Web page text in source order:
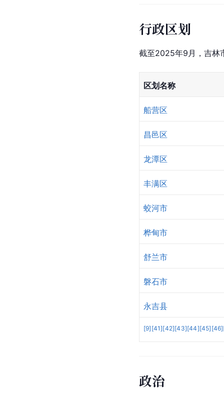
行政区划
截至2025年9月，吉林
区划名称
船营区
昌邑区
龙潭区
丰满区
蛟河市
桦甸市
舒兰市
磐石市
永吉县
[9] [41][42][43][44][45] [46]
政治